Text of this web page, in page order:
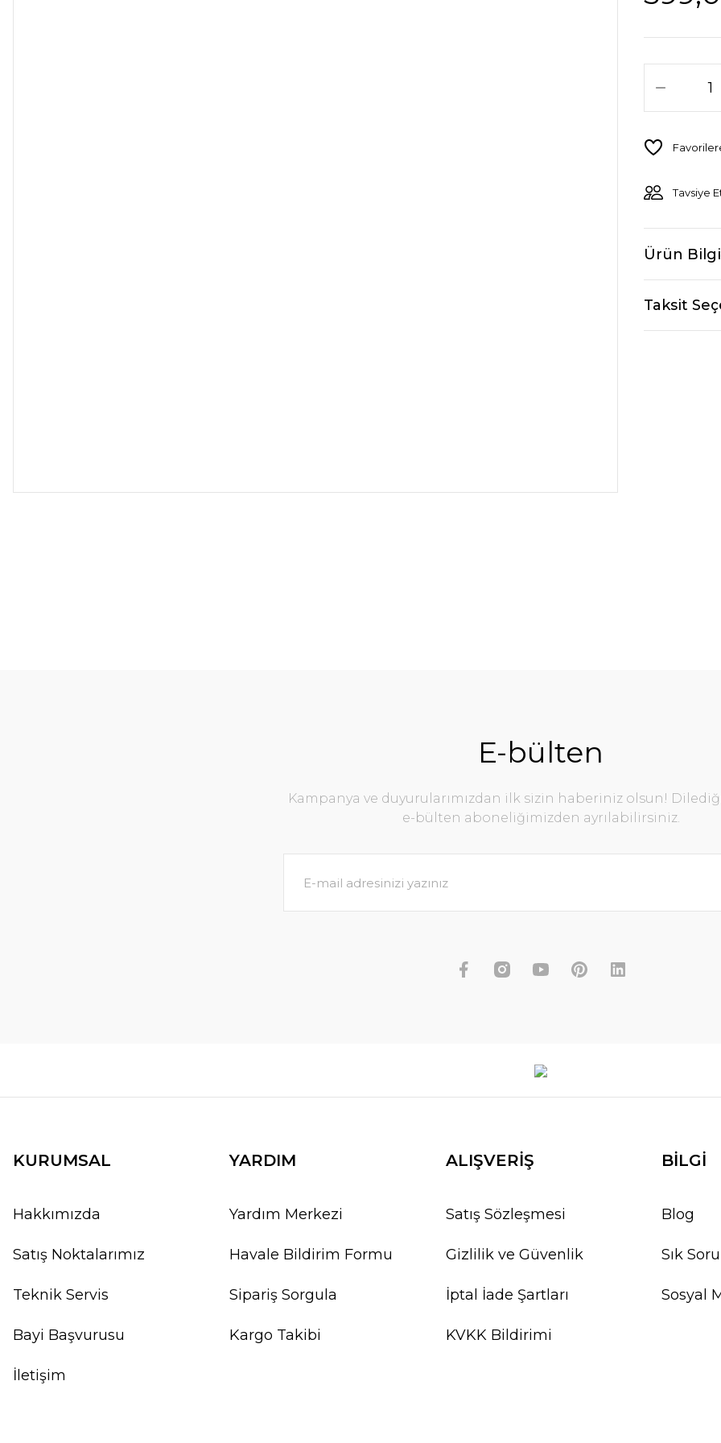
Tavsiye
Ürün
Taksit
E-bülten
Kampanya ve duyurularımızdan ilk sizin haberiniz olsun!
e-bülten aboneliğimizden ayrılabilirsiniz.
KURUMSAL
Hakkımızda
Satış Noktalarımız
Teknik Servis
Bayi Başvurusu
İletişim
YARDIM
Yardım Merkezi
Havale Bildirim Formu
Sipariş Sorgula
Kargo Takibi
ALIŞVERİŞ
Satış Sözleşmesi
Gizlilik ve Güvenlik
İptal İade Şartları
KVKK Bildirimi
BİLGİ
Blog
Sık
Sosyal